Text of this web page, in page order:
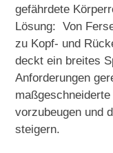
gefährdete
Lösung: Von
zu Kopf- und
deckt ein breites
Anforderungen
vorzubeugen und
steigern.